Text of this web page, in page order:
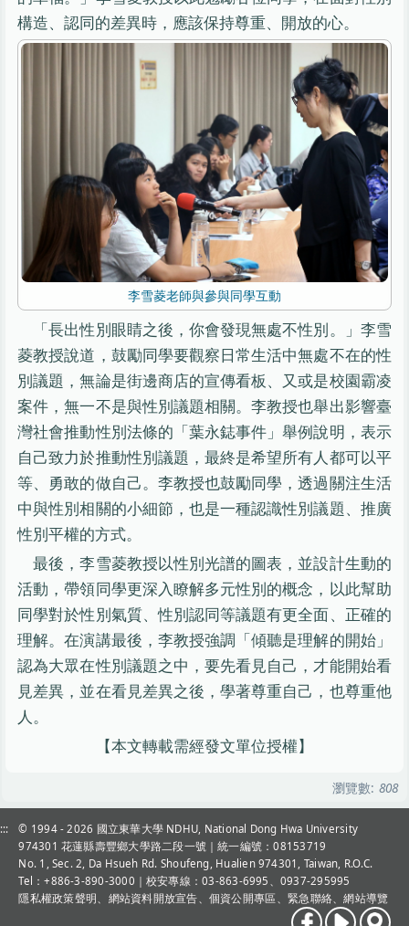
構造、認同的差異時，應該保持尊重、開放的心。
李雪菱老師與參與同學互動
「長出性別眼睛之後，你會發現無處不性別。」李雪
菱教授說道，鼓勵同學要觀察日常生活中無處不在的性
別議題，無論是街邊商店的宣傳看板、又或是校園霸凌
案件，無一不是與性別議題相關。李教授也舉出影響臺
灣社會推動性別法條的「葉永鋕事件」舉例說明，表示
自己致力於推動性別議題，最終是希望所有人都可以平
等、勇敢的做自己。李教授也鼓勵同學，透過關注生活
中與性別相關的小細節，也是一種認識性別議題、推廣
性別平權的方式。
最後，李雪菱教授以性別光譜的圖表，並設計生動的
活動，帶領同學更深入瞭解多元性別的概念，以此幫助
同學對於性別氣質、性別認同等議題有更全面、正確的
理解。在演講最後，李教授強調「傾聽是理解的開始」
認為大眾在性別議題之中，要先看見自己，才能開始看
見差異，並在看見差異之後，學著尊重自己，也尊重他
人。
【本文轉載需經發文單位授權】
瀏覽數: 808
::: © 1994 - 2026 國立東華大學 NDHU, National Dong Hwa University
974301 花蓮縣壽豐鄉大學路二段一號｜統一編號：08153719
No. 1, Sec. 2, Da Hsueh Rd. Shoufeng, Hualien 974301, Taiwan, R.O.C.
Tel：+886-3-890-3000 ｜校安專線：03-863-6995、0937-295995
隱私權政策聲明、 網站資料開放宣告、 個資公開專區 、緊急聯絡、網站導覽